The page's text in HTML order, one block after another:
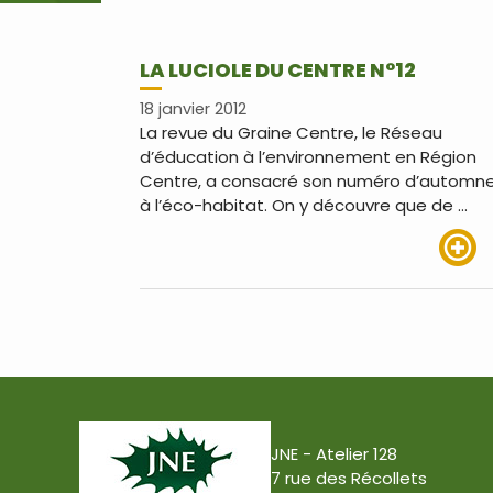
LA LUCIOLE DU CENTRE N°12
18 janvier 2012
La revue du Graine Centre, le Réseau
d’éducation à l’environnement en Région
Centre, a consacré son numéro
à l’éco-habitat. On y découvre que de …
JNE - Atelier 128
7 rue des Récollets